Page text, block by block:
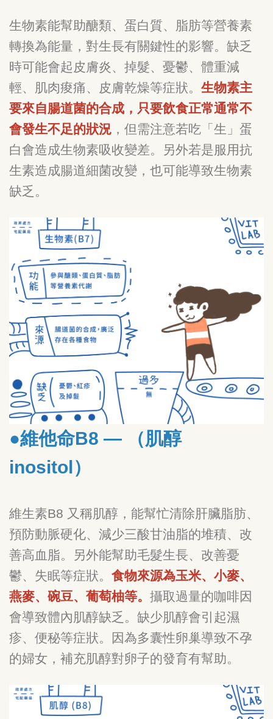
生物素能幫助醣類、蛋白質、脂肪等營養素
轉換為能量，對生長有關鍵性的影響。缺乏
時可能會起皮膚炎、掉髮、憂鬱、體重減
輕、肌肉痠痛、皮膚乾燥等症狀。 生物素主
要來自腸道菌的合成，只要飲食正常通常不
會發生不足的狀況 ，但需注意若吃「生」蛋
白會造成生物素吸收變差。另外若是服用抗
生素造成腸道細菌改變，也可能導致生物素
缺乏。
●維他命B8 — （肌醇
inositol）
維生素B8 又稱肌醇，能幫忙清除肝臟脂肪、
預防動脈硬化、減少三酸甘油脂的堆積、改
善高血脂。另外能幫助毛髮生長、改善憂
鬱、失眠等症狀。 食物來源為玉米、小麥、
燕麥、碗豆、葡萄柚等。 攝取過量的咖啡因
會導致體內肌醇缺乏。缺少肌醇會引起濕
疹、便秘等症狀。因為多囊性卵巢導致不孕
的婦女，補充肌醇對卵子的發育有幫助。